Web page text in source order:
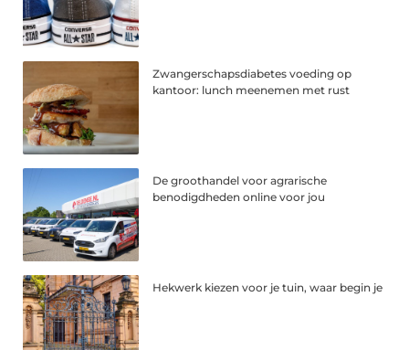
Zwangerschapsdiabetes voeding op
kantoor: lunch meenemen met rust
De groothandel voor agrarische
benodigdheden online voor jou
Hekwerk kiezen voor je tuin, waar begin je